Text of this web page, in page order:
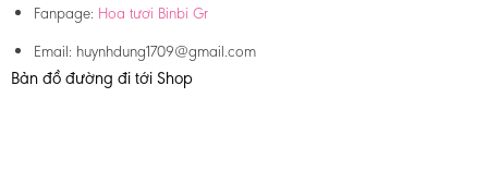
Fanpage: Hoa tươi Binbi Gr
Email: huynhdung1709@gmail.com
Bản đồ đường đi tới Shop